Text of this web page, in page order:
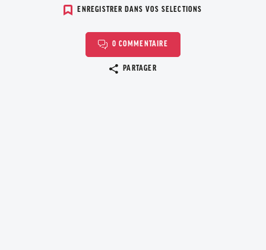
ENREGISTRER DANS VOS SELECTIONS
0 COMMENTAIRE
PARTAGER